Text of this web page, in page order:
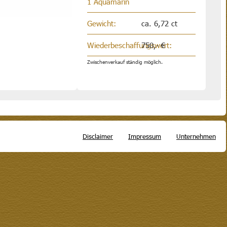
Gewicht: ca. 6,72 ct
Wiederbeschaffungswert:
750,- €
Zwischenverkauf ständig möglich.
Disclaimer Impressum Unternehmen